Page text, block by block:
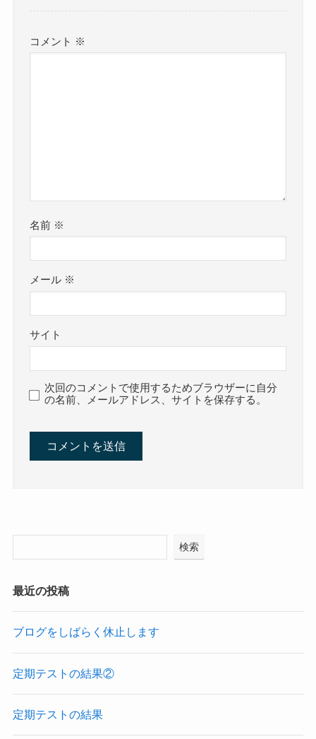
コメント ※
名前 ※
メール ※
サイト
次回のコメントで使用するためブラウザーに自分
の名前、メールアドレス、サイトを保存する。
検索
最近の投稿
ブログをしばらく休止します
定期テストの結果②
定期テストの結果